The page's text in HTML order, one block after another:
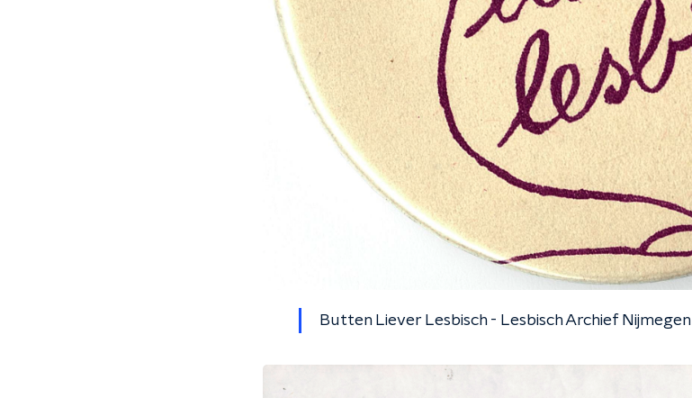
Butten Liever Lesbisch - Lesbisch Archief Nijmegen